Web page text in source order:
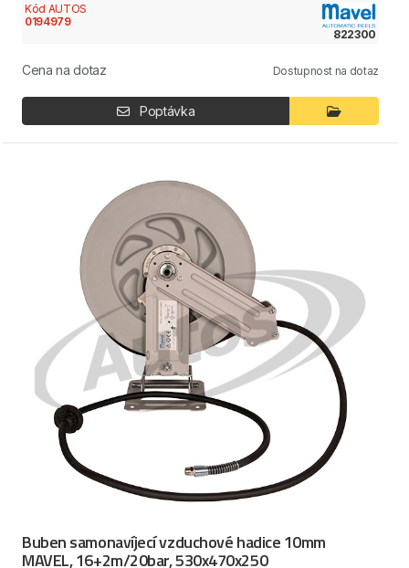
Kód AUTOS
0194979
822300
Cena na dotaz Dostupnost na dotaz
Poptávka
Buben samonavíjecí vzduchové hadice 10mm
MAVEL, 16+2m/20bar, 530x470x250